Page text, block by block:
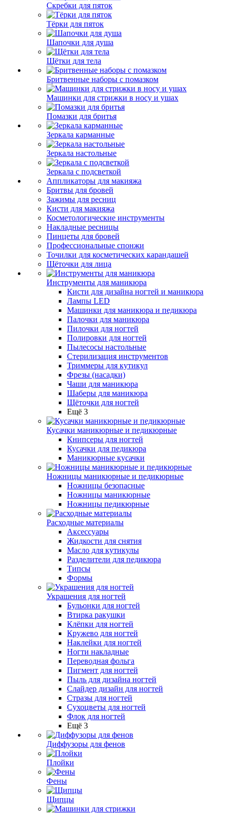
Скребки для пяток
Тёрки для пяток
Шапочки для душа
Щётки для тела
Бритвенные наборы с помазком
Машинки для стрижки в носу и ушах
Помазки для бритья
Зеркала карманные
Зеркала настольные
Зеркала с подсветкой
Аппликаторы для макияжа
Бритвы для бровей
Зажимы для ресниц
Кисти для макияжа
Косметологические инструменты
Накладные ресницы
Пинцеты для бровей
Профессиональные спонжи
Точилки для косметических карандашей
Щёточки для лица
Инструменты для маникюра
Кисти для дизайна ногтей и маникюра
Лампы LED
Машинки для маникюра и педикюра
Палочки для маникюра
Пилочки для ногтей
Полировки для ногтей
Пылесосы настольные
Стерилизация инструментов
Триммеры для кутикул
Фрезы (насадки)
Чаши для маникюра
Шаберы для маникюра
Щёточки для ногтей
Ещё 3
Кусачки маникюрные и педикюрные
Книпсеры для ногтей
Кусачки для педикюра
Маникюрные кусачки
Ножницы маникюрные и педикюрные
Ножницы безопасные
Ножницы маникюрные
Ножницы педикюрные
Расходные материалы
Аксессуары
Жидкости для снятия
Масло для кутикулы
Разделители для педикюра
Типсы
Формы
Украшения для ногтей
Бульонки для ногтей
Втирка ракушки
Клёпки для ногтей
Кружево для ногтей
Наклейки для ногтей
Ногти накладные
Переводная фольга
Пигмент для ногтей
Пыль для дизайна ногтей
Слайдер дизайн для ногтей
Стразы для ногтей
Сухоцветы для ногтей
Флок для ногтей
Ещё 3
Диффузоры для фенов
Плойки
Фены
Щипцы